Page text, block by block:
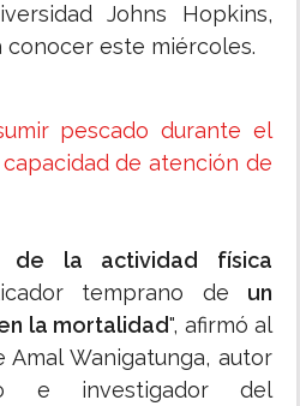
Johns Hopkins,
conocer este miércoles.
pescado durante el
de atención de
de la actividad física
temprano de un
la mortalidad", afirmó al
Wanigatunga, autor
e investigador del